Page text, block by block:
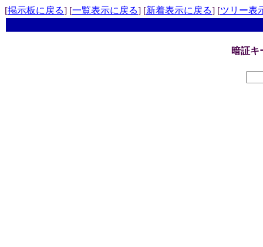
[掲示板に戻る] [一覧表示に戻る] [新着表示に戻る] [ツリー表
暗証キ